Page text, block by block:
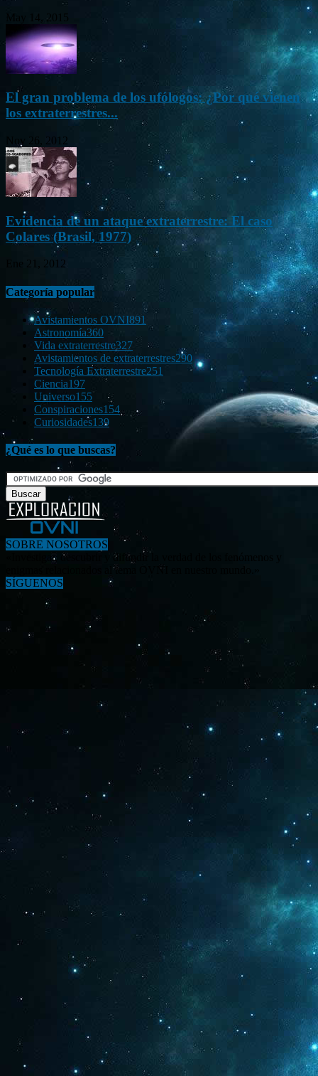
May 14, 2015
El gran problema de los ufólogos: ¿Por qué vienen
los extraterrestres...
Nov 26, 2012
Evidencia de un ataque extraterrestre: El caso
Colares (Brasil, 1977)
Ene 21, 2012
Categoría popular
Avistamientos OVNI891
Astronomía360
Vida extraterrestre327
Avistamientos de extraterrestres290
Tecnología Extraterrestre251
Ciencia197
Universo155
Conspiraciones154
Curiosidades139
¿Qué es lo que buscas?
SOBRE NOSOTROS
«Investigar, descubrir y difundir la verdad de los fenómenos y
enigmas relacionados al tema OVNI en nuestro mundo.»
SÍGUENOS